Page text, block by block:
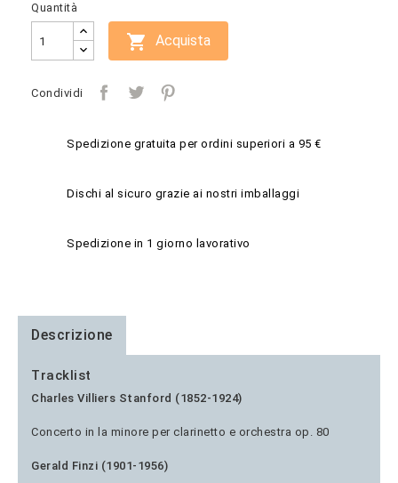
Quantità
 Acquista
Condividi
Spedizione gratuita per ordini superiori a 95 €
Dischi al sicuro grazie ai nostri imballaggi
Spedizione in 1 giorno lavorativo
Descrizione
Tracklist
Charles Villiers Stanford (1852-1924)
Concerto in la minore per clarinetto e orchestra op. 80
Gerald Finzi (1901-1956)